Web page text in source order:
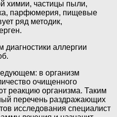
химии, частицы пыли,
парфюмерия, пищевые
ряд методик,
аллергии
в организм
очищенного
реакцию организма. Таким
перечень раздражающих
исследования специалист